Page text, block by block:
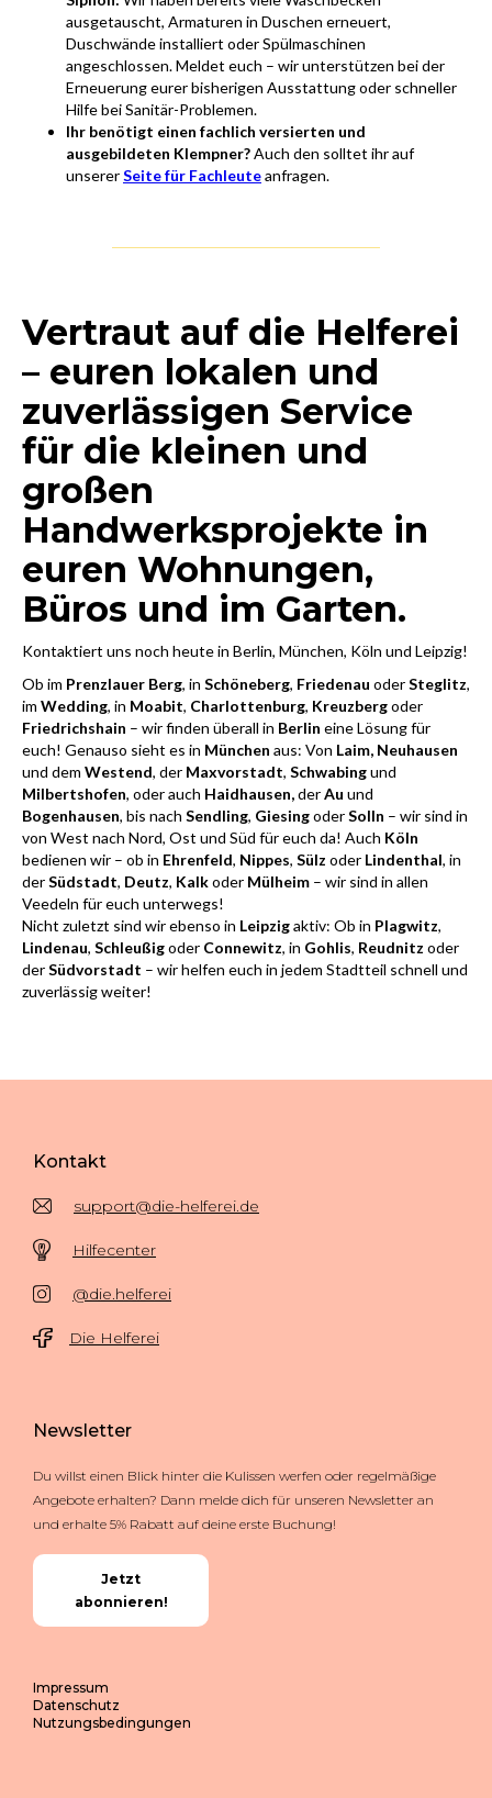
ausgetauscht, Armaturen in Duschen erneuert,
Duschwände installiert oder Spülmaschinen
angeschlossen. Meldet euch – wir unterstützen bei der
Erneuerung eurer bisherigen Ausstattung oder schneller
Hilfe bei Sanitär-Problemen.
Ihr benötigt einen fachlich versierten und
ausgebildeten Klempner?Auch den solltet ihr auf
unsererSeite für Fachleuteanfragen.
Vertraut auf die Helferei
– euren lokalen und
zuverlässigen Service
für die kleinen und
großen
Handwerksprojekte in
euren Wohnungen,
Büros und im Garten.
Kontaktiert uns noch heute in Berlin, München, Köln und Leipzig!
Ob im Prenzlauer Berg, in Schöneberg, Friedenau oderSteglitz,
im Wedding, in Moabit, Charlottenburg, Kreuzbergoder
Friedrichshain – wir finden überall in Berlin eine Lösung für
euch! Genauso sieht es in München aus: Von Laim, Neuhausen
und dem Westend, der Maxvorstadt, Schwabingund
Milbertshofen, oder auch Haidhausen,derAu und
Bogenhausen, bis nach Sendling, GiesingoderSolln – wir sind in
von West nach Nord, Ost und Süd für euch da! Auch Köln
bedienen wir – ob in Ehrenfeld, Nippes, Sülz oder Lindenthal, in
derSüdstadt, Deutz, Kalkoder Mülheim – wir sind in allen
Veedeln für euch unterwegs!
Nicht zuletzt sind wir ebenso in Leipzigaktiv: Ob in Plagwitz,
Lindenau, Schleußigoder Connewitz, in Gohlis, Reudnitz oder
derSüdvorstadt – wir helfen euch in jedem Stadtteil schnell und
zuverlässig weiter!
Kontakt
support@die-helferei.de
Hilfecenter
@die.helferei
Die Helferei
Newsletter
Du willst einen Blick hinter die Kulissen werfen oder regelmäßige
Angebote erhalten? Dann melde dich für unseren Newsletter an
und erhalte 5% Rabatt auf deine erste Buchung!
Jetzt
abonnieren!
Impressum
Datenschutz
Nutzungsbedingungen